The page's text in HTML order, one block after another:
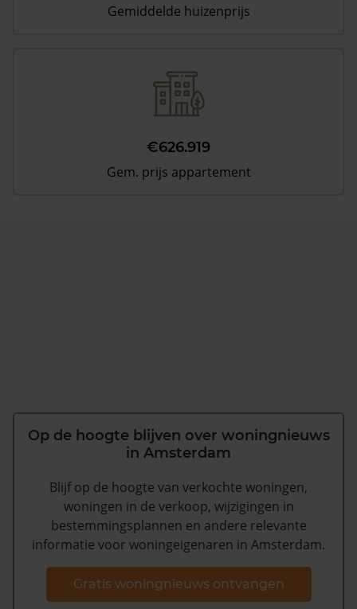
Gemiddelde huizenprijs
€626.919
Gem. prijs appartement
Op de hoogte blijven over woningnieuws
in Amsterdam
Blijf op de hoogte van verkochte woningen,
woningen in de verkoop, wijzigingen in
bestemmingsplannen en andere relevante
informatie voor woningeigenaren in Amsterdam.
Gratis woningnieuws ontvangen